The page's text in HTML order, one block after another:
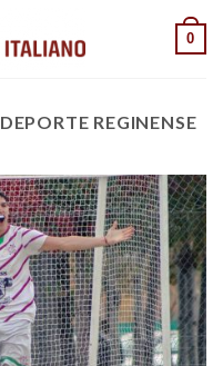
0
DEPORTE REGINENSE